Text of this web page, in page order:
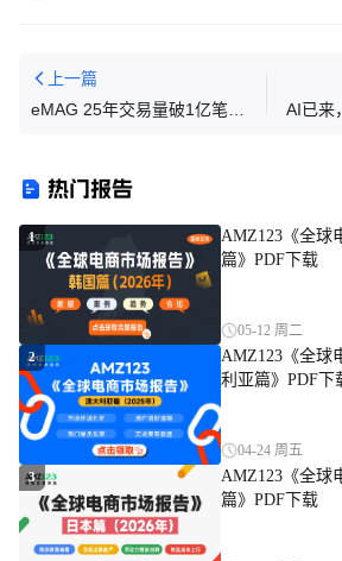
上一篇
eMAG 25年交易量破1亿笔，
AI已来
热门报告
1
AMZ123《全
篇》PDF下载
05-12 周二
2
AMZ123《全
利亚篇》PDF下
04-24 周五
3
AMZ123《全
篇》PDF下载